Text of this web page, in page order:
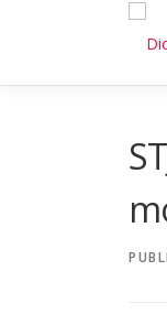
conteúdo